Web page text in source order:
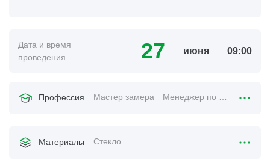
Дата и время
проведения
27 июня 09:00
Профессия Мастер замера Менеджер по продажам
Материалы Стекло